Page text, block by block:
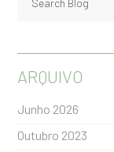
ARQUIVO
Junho 2026
Outubro 2023